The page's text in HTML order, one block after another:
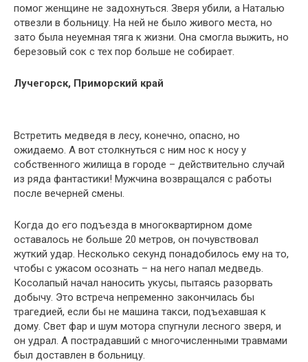
помог женщине не задохнуться. Зверя убили, а Наталью
отвезли в больницу. На ней не было живого места, но
зато была неуемная тяга к жизни. Она смогла выжить, но
березовый сок с тех пор больше не собирает.
Лучегорск, Приморский край
Встретить медведя в лесу, конечно, опасно, но
ожидаемо. А вот столкнуться с ним нос к носу у
собственного жилища в городе – действительно случай
из ряда фантастики! Мужчина возвращался с работы
после вечерней смены.
Когда до его подъезда в многоквартирном доме
оставалось не больше 20 метров, он почувствовал
жуткий удар. Несколько секунд понадобилось ему на то,
чтобы с ужасом осознать – на него напал медведь.
Косолапый начал наносить укусы, пытаясь разорвать
добычу. Это встреча непременно закончилась бы
трагедией, если бы не машина такси, подъехавшая к
дому. Свет фар и шум мотора спугнули лесного зверя, и
он удрал. А пострадавший с многочисленными травмами
был доставлен в больницу.